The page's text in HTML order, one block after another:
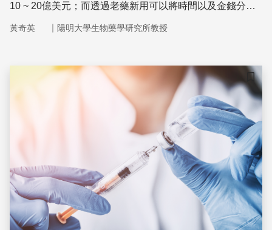
10 ~ 20億美元；而透過老藥新用可以將時間以及金錢分別
黃奇英 ｜ 陽明大學生物藥學研究所教授
儲